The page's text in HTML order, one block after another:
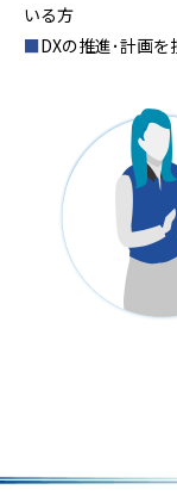
いる方
■DXの推進･計画